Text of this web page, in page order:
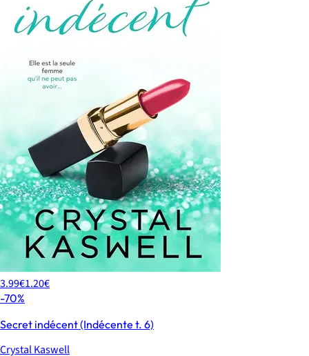
3.99€1.20€
-70%
Secret indécent (Indécente t. 6)
Crystal Kaswell